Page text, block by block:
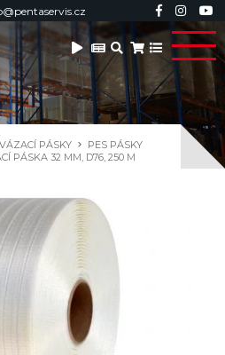
PÁSKY
PES PÁSKY
PÁSKA 32 MM, D76, 250 M